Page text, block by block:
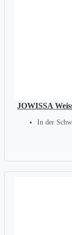
JOWISSA
In der